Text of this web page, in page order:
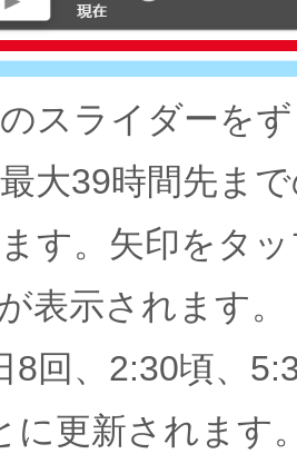
スライダーを
大39時間先ま
す。矢印をタ
表示されます。
8回、2:30頃、
に更新されます